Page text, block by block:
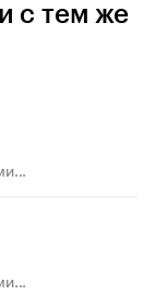
с тем же